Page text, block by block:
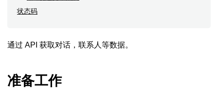
状态码
通过 API 获取对话，联系人等数据。
准备工作